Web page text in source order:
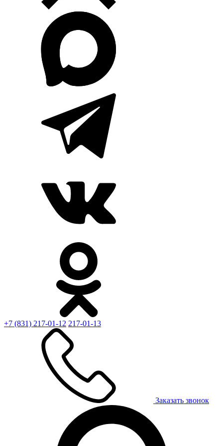
+7 (831) 217-01-12 217-01-13
Заказать звонок